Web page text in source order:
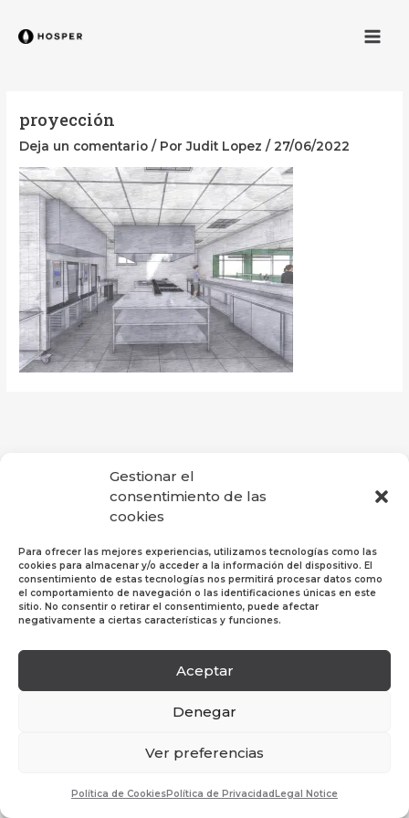
Gestionar el
consentimiento de las
cookies
Para ofrecer las mejores experiencias, utilizamos tecnologías como las
cookies para almacenar y/o acceder a la información del dispositivo. El
consentimiento de estas tecnologías nos permitirá procesar datos como
el comportamiento de navegación o las identificaciones únicas en este
sitio. No consentir o retirar el consentimiento, puede afectar
negativamente a ciertas características y funciones.
Aceptar
Denegar
Ver preferencias
Política de CookiesPolítica de PrivacidadLegal Notice
proyección
Deja un comentario / PorJudit Lopez/27/06/2022
Política de Privacidad|Política de Cookies
Legal
reservados.